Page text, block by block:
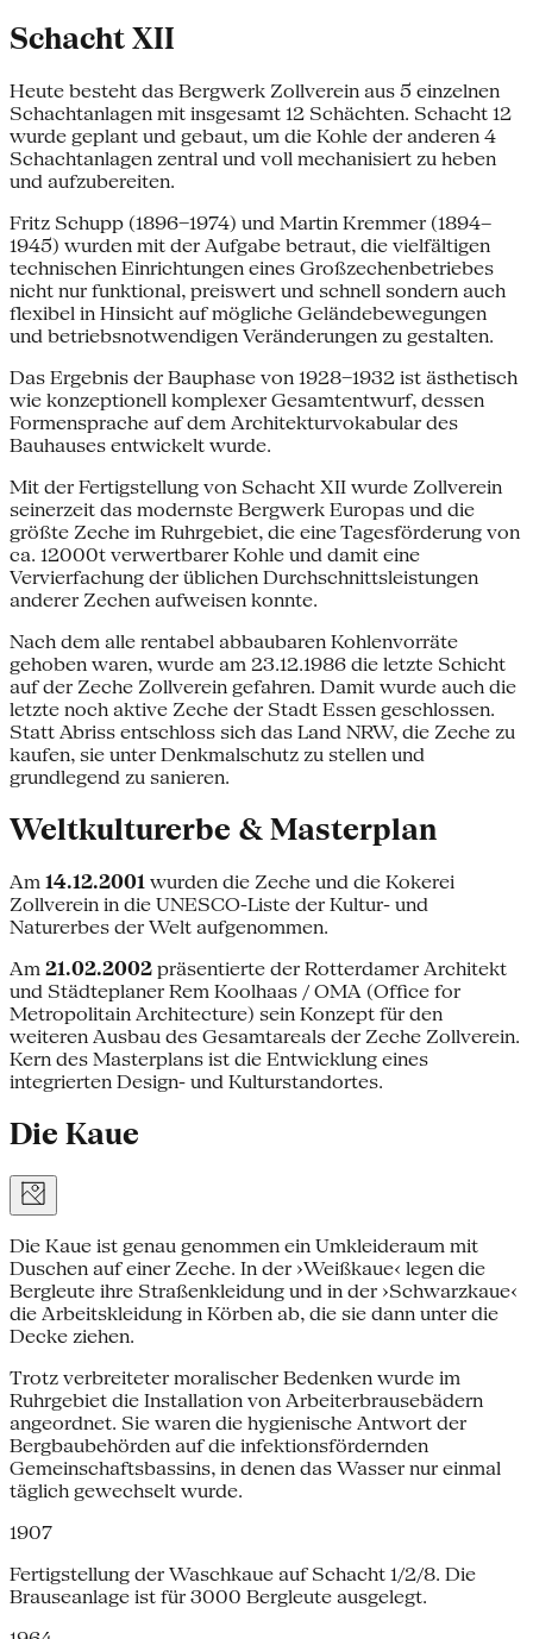
Schacht XII
Heute besteht das Bergwerk Zollverein aus 5 einzelnen
Schachtanlagen mit insgesamt 12 Schächten. Schacht 12
wurde geplant und gebaut, um die Kohle der anderen 4
Schachtanlagen zentral und voll mechanisiert zu heben
und aufzubereiten.
Fritz Schupp (1896–1974) und Martin Kremmer (1894–
1945) wurden mit der Aufgabe betraut, die vielfältigen
technischen Einrichtungen eines Großzechenbetriebes
nicht nur funktional, preiswert und schnell sondern auch
flexibel in Hinsicht auf mögliche Geländebewegungen
und betriebsnotwendigen Veränderungen zu gestalten.
Das Ergebnis der Bauphase von 1928–1932 ist ästhetisch
wie konzeptionell komplexer Gesamtentwurf, dessen
Formensprache auf dem Architekturvokabular des
Bauhauses entwickelt wurde.
Mit der Fertigstellung von Schacht XII wurde Zollverein
seinerzeit das modernste Bergwerk Europas und die
größte Zeche im Ruhrgebiet, die eine Tagesförderung von
ca. 12000t verwertbarer Kohle und damit eine
Vervierfachung der üblichen Durchschnittsleistungen
anderer Zechen aufweisen konnte.
Nach dem alle rentabel abbaubaren Kohlenvorräte
gehoben waren, wurde am 23.12.1986 die letzte Schicht
auf der Zeche Zollverein gefahren. Damit wurde auch die
letzte noch aktive Zeche der Stadt Essen geschlossen.
Statt Abriss entschloss sich das Land NRW, die Zeche zu
kaufen, sie unter Denkmalschutz zu stellen und
grundlegend zu sanieren.
Weltkulturerbe & Masterplan
Am 14.12.2001 wurden die Zeche und die Kokerei
Zollverein in die UNESCO-Liste der Kultur- und
Naturerbes der Welt aufgenommen.
Am 21.02.2002 präsentierte der Rotterdamer Architekt
und Städteplaner Rem Koolhaas / OMA (Office for
Metropolitain Architecture) sein Konzept für den
weiteren Ausbau des Gesamtareals der Zeche Zollverein.
Kern des Masterplans ist die Entwicklung eines
integrierten Design- und Kulturstandortes.
Die Kaue
Die Kaue ist genau genommen ein Umkleideraum mit
Duschen auf einer Zeche. In der ›Weißkaue‹ legen die
Bergleute ihre Straßenkleidung und in der ›Schwarzkaue‹
die Arbeitskleidung in Körben ab, die sie dann unter die
Decke ziehen.
Trotz verbreiteter moralischer Bedenken wurde im
Ruhrgebiet die Installation von Arbeiterbrausebädern
angeordnet. Sie waren die hygienische Antwort der
Bergbaubehörden auf die infektionsfördernden
Gemeinschaftsbassins, in denen das Wasser nur einmal
täglich gewechselt wurde.
1907
Fertigstellung der Waschkaue auf Schacht 1/2/8. Die
Brauseanlage ist für 3000 Bergleute ausgelegt.